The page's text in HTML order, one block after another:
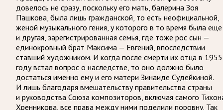
довелось не сразу, поскольку его мать, балерина Зоя
Пашкова, была лишь гражданской, то есть неофициальной,
женой музыкального гения, у которого в то время была еще
и другая, зарегистрированная семья, где тоже рос сын —
единокровный брат Максима — Евгений, впоследствии
ставший художником. И когда после смерти их отца в 1955
году встал вопрос о наследстве, то оно должно было
достаться именно ему и его матери Зинаиде Судейкиной.
И лишь благодаря вмешательству правительства страны
и руководства Союза композиторов, включая самого
Хренникова, все права между ними поделили поровну. Так